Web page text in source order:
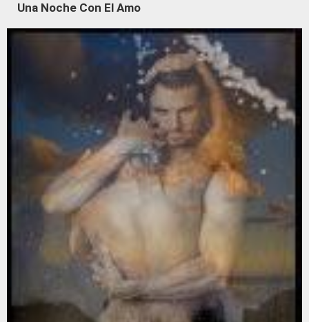
Una Noche Con El Amo